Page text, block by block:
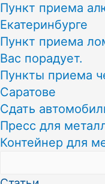
Пункт приема
Екатеринбурге
Пункт приема
Вас порадует.
Пункты приема
Саратове
Сдать
Пресс для
Контейнер для